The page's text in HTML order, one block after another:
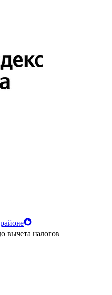
вычета налогов